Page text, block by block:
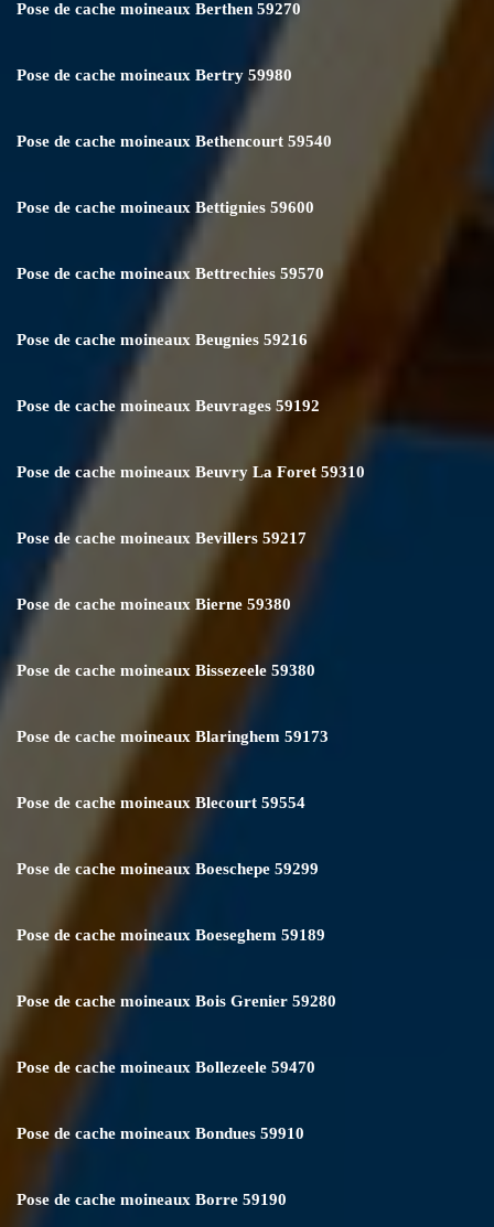
Pose de cache moineaux Berthen 59270
Pose de cache moineaux Bertry 59980
Pose de cache moineaux Bethencourt 59540
Pose de cache moineaux Bettignies 59600
Pose de cache moineaux Bettrechies 59570
Pose de cache moineaux Beugnies 59216
Pose de cache moineaux Beuvrages 59192
Pose de cache moineaux Beuvry La Foret 59310
Pose de cache moineaux Bevillers 59217
Pose de cache moineaux Bierne 59380
Pose de cache moineaux Bissezeele 59380
Pose de cache moineaux Blaringhem 59173
Pose de cache moineaux Blecourt 59554
Pose de cache moineaux Boeschepe 59299
Pose de cache moineaux Boeseghem 59189
Pose de cache moineaux Bois Grenier 59280
Pose de cache moineaux Bollezeele 59470
Pose de cache moineaux Bondues 59910
Pose de cache moineaux Borre 59190